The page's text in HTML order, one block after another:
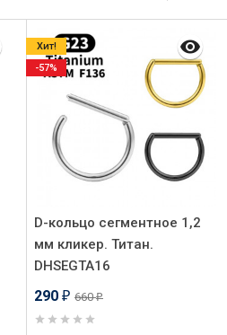
D-кольцо сегментное 1,2
мм кликер. Титан.
DHSEGTA16
290 ₽ 660₽
Хит!
-57%